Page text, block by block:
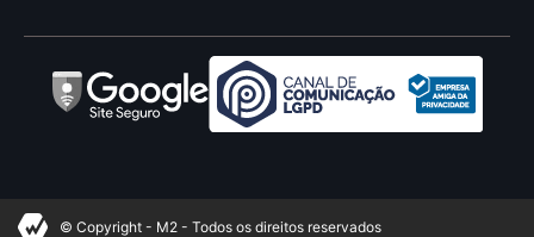
© Copyright - M2 - Todos os direitos reservados